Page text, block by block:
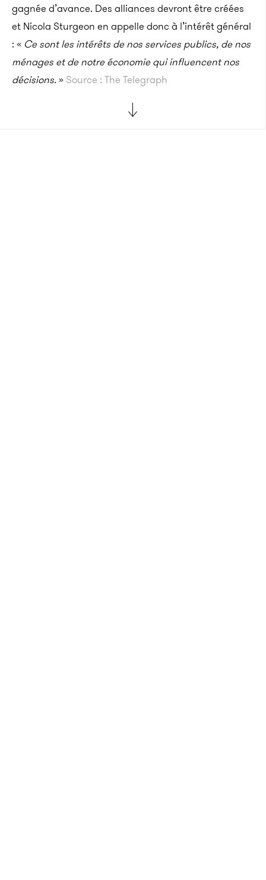
gagnée d’avance. Des alliances devront être créées
et Nicola Sturgeon en appelle donc à l’intérêt général
: « Ce sont les intérêts de nos services publics, de nos
ménages et de notre économie qui influencent nos
décisions.» Source : The Telegraph